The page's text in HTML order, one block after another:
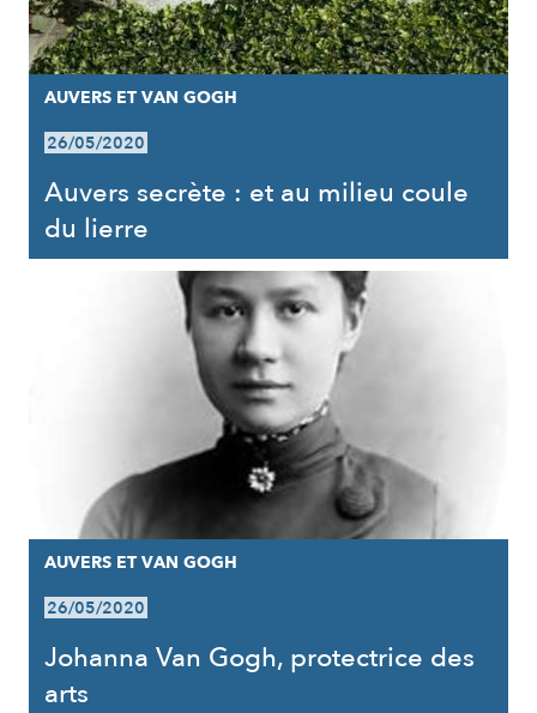
AUVERS ET VAN GOGH
26/05/2020
Auvers secrète : et au milieu coule
du lierre
AUVERS ET VAN GOGH
26/05/2020
Johanna Van Gogh, protectrice des
arts